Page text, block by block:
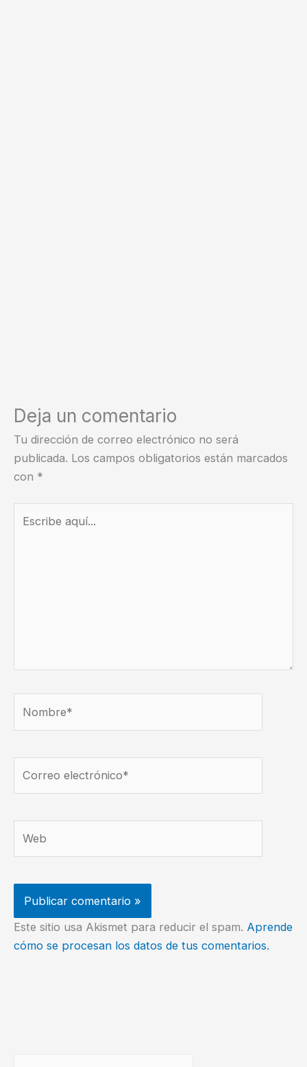
Deja un comentario
Tu dirección de correo electrónico no será
publicada. Los campos obligatorios están marcados
con *
electrónico*
Este sitio usa Akismet para reducir el spam. Aprende
cómo se procesan los datos de tus comentarios.